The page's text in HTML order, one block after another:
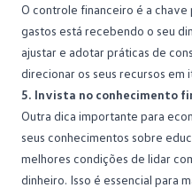
O controle financeiro é a
gastos está recebendo o seu
ajustar e adotar práticas de
direcionar os seus recursos em
5. Invista no conhecimento
Outra dica importante para
seus conhecimentos sobre
melhores condições de lidar
dinheiro. Isso é essencial para